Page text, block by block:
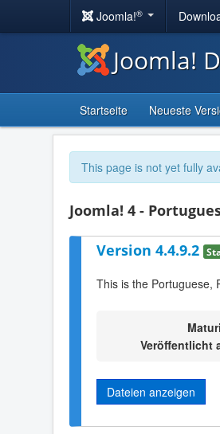
Joomla!®
Joomla!
Startseite Neueste
This page is not yet fully
Joomla! 4 -
Version 4.4.9.2
This is the Portuguese,
Veröffentlicht
Dateien anzeigen